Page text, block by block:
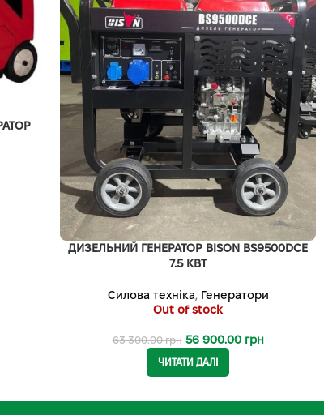
ДИЗЕЛЬНИЙ ГЕНЕРАТОР BISON BS9500DCE
7.5 КВТ
Силова техніка, Генератори
Out of stock
63 300.00грн 56 900.00 грн
ЧИТАТИ ДАЛІ